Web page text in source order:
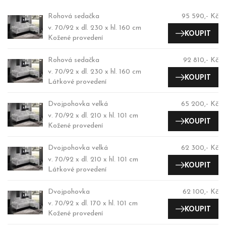
Rohová sedačka
v. 70/92 x dl. 230 x hl. 160 cm
Kožené provedení
95 590,- Kč
KOUPIT
Rohová sedačka
v. 70/92 x dl. 230 x hl. 160 cm
Látkové provedení
92 810,- Kč
KOUPIT
Dvojpohovka velká
v. 70/92 x dl. 210 x hl. 101 cm
Kožené provedení
65 200,- Kč
KOUPIT
Dvojpohovka velká
v. 70/92 x dl. 210 x hl. 101 cm
Látkové provedení
62 300,- Kč
KOUPIT
Dvojpohovka
v. 70/92 x dl. 170 x hl. 101 cm
Kožené provedení
62 100,- Kč
KOUPIT